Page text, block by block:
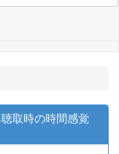
取時の時間感覚